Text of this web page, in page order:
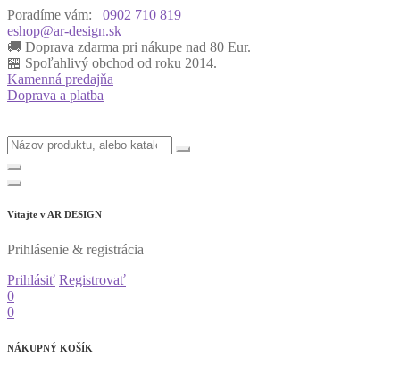
Poradíme vám:
0902 710 819
eshop@ar-design.sk
🚚 Doprava zdarma pri nákupe nad 80 Eur.
🏪 Spoľahlivý obchod od roku 2014.
Kamenná predajňa
Doprava a platba
Vitajte v AR DESIGN
Prihlásenie & registrácia
Prihlásiť Registrovať
0
0
NÁKUPNÝ KOŠÍK